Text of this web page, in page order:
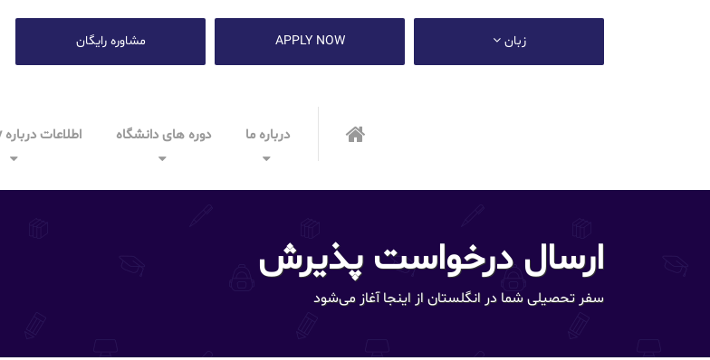
زبان APPLY NOW مشاوره رایگان
درباره ما دوره های دانشگاه اطلاعات درباره UK Study
ارسال درخواست پذیرش
سفر تحصیلی شما در انگلستان از اینجا آغاز می‌شود